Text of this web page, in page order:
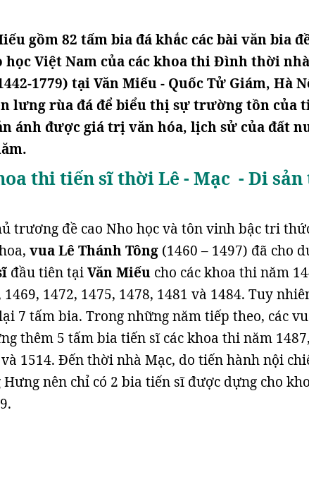
gồm 82 tấm bia đá khắc các bài văn bia
học Việt Nam của các khoa thi Đình thời
1779) tại Văn Miếu - Quốc Tử Giám, Hà
lưng rùa đá để biểu thị sự trường tồn của
ánh được giá trị văn hóa, lịch sử của đất
thi tiến sĩ thời Lê - Mạc - Di
trương đề cao Nho học và tôn vinh bậc tri
vua Lê Thánh Tông (1460 – 1497) đã cho
đầu tiên tạiVăn Miếu cho các khoa thi năm
1469, 1472, 1475, 1478, 1481 và 1484. Tuy
7 tấm bia. Trong những năm tiếp theo, các
thêm 5 tấm bia tiến sĩ các khoa thi năm 1487,
và 1514. Đến thời nhà Mạc, do tiến hành nội
nên chỉ có 2 bia tiến sĩ được dựng cho